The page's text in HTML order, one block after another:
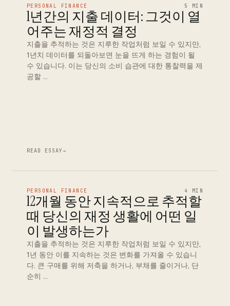
PERSONAL FINANCE 5 MIN
1년간의 지출 데이터: 그것이 열
어주는 재정적 결정
지출을 추적하는 것은 지루한 작업처럼 보일 수 있지만,
1년치 데이터를 되돌아보면 눈을 뜨게 하는 경험이 될
수 있습니다. 이는 당신의 소비 습관에 대한 통찰력을 제
공할 …
READ ESSAY→
PERSONAL FINANCE 4 MIN
12개월 동안 지속적으로 추적할
때 당신의 재정 생활에 어떤 일
이 발생하는가
지출을 추적하는 것은 지루한 작업처럼 보일 수 있지만,
1년 동안 이를 지속하는 것은 변화를 가져올 수 있습니
다. 큰 구매를 위해 저축을 하거나, 부채를 줄이거나, 단
순히 …